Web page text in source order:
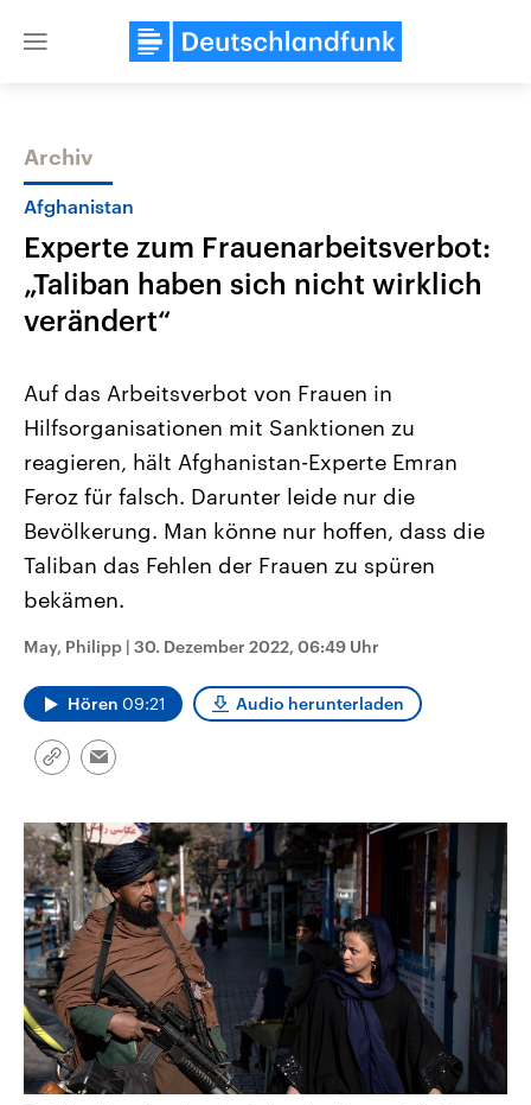
Close
Themen
2026
Alle Informationen
Sachsen-Anhalt wählt am 6.
September 2026 einen neuen
Landtag. Seit 2021 wird das
Bundesland von einer Koalition aus
CDU, SPD und FDP regiert.-
Umfragen, Prognosen,
und Hintergründe zu den Parteien
Wahl.
Aktuelle Beiträge,
Hintergründe
Wirtschaftlich und
gehören die Vereinigten
den mächtigsten Ländern
mit großem Einfluss auf
aktuelle Weltgeschehen.
Sendungen
Audio-Archiv
Archiv
Afghanistan
Experte zum Frauenarbeitsverbot:
„Taliban haben sich nicht wirklich
verändert“
Auf das Arbeitsverbot von Frauen in
Hilfsorganisationen mit Sanktionen zu
reagieren, hält Afghanistan-Experte Emran
Feroz für falsch. Darunter leide nur die
Bevölkerung. Man könne nur hoffen, dass die
Taliban das Fehlen der Frauen zu spüren
bekämen.
May, Philipp | 30. Dezember 2022, 06:49 Uhr
Hören 09:21 Audio herunterladen
Link
Email